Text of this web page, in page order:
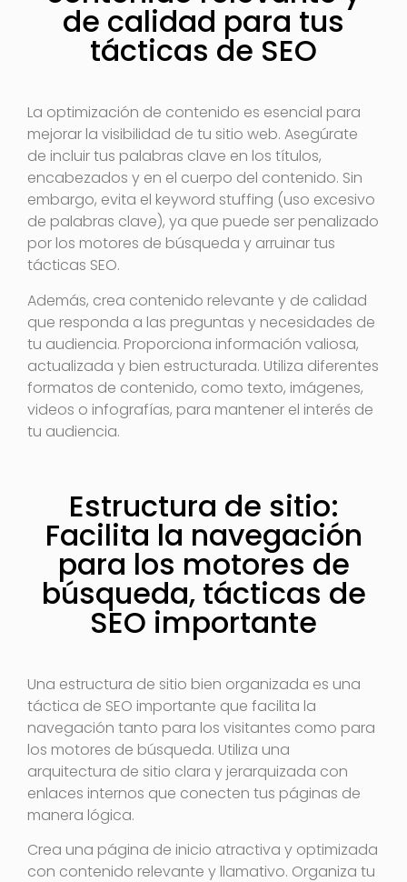
de calidad para tus
tácticas de SEO
La optimización de contenido es esencial para
mejorar la visibilidad de tu sitio web. Asegúrate
de incluir tus palabras clave en los títulos,
encabezados y en el cuerpo del contenido. Sin
embargo, evita el keyword stuffing (uso excesivo
de palabras clave), ya que puede ser penalizado
por los motores de búsqueda y arruinar tus
tácticas SEO.
Además, crea contenido relevante y de calidad
que responda a las preguntas y necesidades de
tu audiencia. Proporciona información valiosa,
actualizada y bien estructurada. Utiliza diferentes
formatos de contenido, como texto, imágenes,
videos o infografías, para mantener el interés de
tu audiencia.
Estructura de sitio:
Facilita la navegación
para los motores de
búsqueda, tácticas de
SEO importante
Una estructura de sitio bien organizada es una
táctica de SEO importante que facilita la
navegación tanto para los visitantes como para
los motores de búsqueda. Utiliza una
arquitectura de sitio clara y jerarquizada con
enlaces internos que conecten tus páginas de
manera lógica.
Crea una página de inicio atractiva y optimizada
con contenido relevante y llamativo. Organiza tu